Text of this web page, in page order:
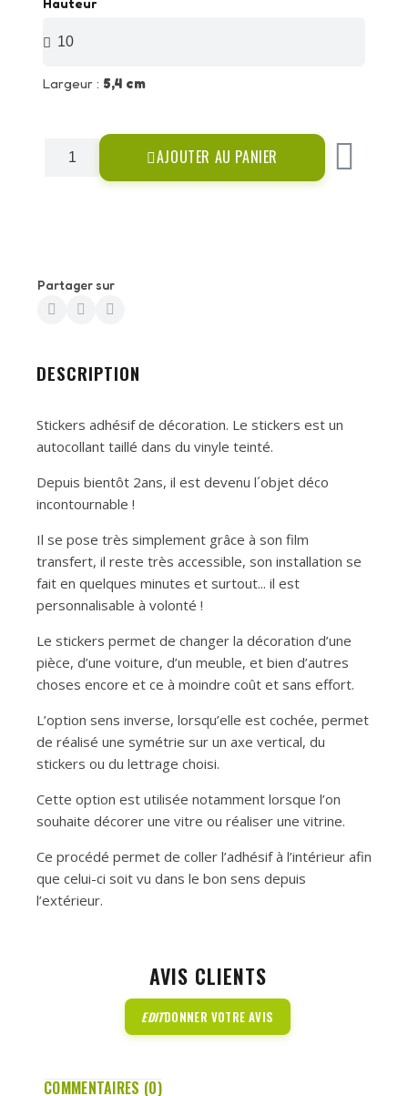
Hauteur
Largeur : 5,4 cm
AJOUTER AU PANIER
Partager sur
DESCRIPTION
Stickers adhésif de décoration. Le stickers est un
autocollant taillé dans du vinyle teinté.
Depuis bientôt 2ans, il est devenu l´objet déco
incontournable !
Il se pose très simplement grâce à son film
transfert, il reste très accessible, son installation se
fait en quelques minutes et surtout... il est
personnalisable à volonté !
Le stickers permet de changer la décoration d’une
pièce, d’une voiture, d’un meuble, et bien d’autres
choses encore et ce à moindre coût et sans effort.
L’option sens inverse, lorsqu’elle est cochée, permet
de réalisé une symétrie sur un axe vertical, du
stickers ou du lettrage choisi.
Cette option est utilisée notamment lorsque l’on
souhaite décorer une vitre ou réaliser une vitrine.
Ce procédé permet de coller l’adhésif à l’intérieur afin
que celui-ci soit vu dans le bon sens depuis
l’extérieur.
AVIS CLIENTS
EDITDONNER VOTRE AVIS
COMMENTAIRES (0)